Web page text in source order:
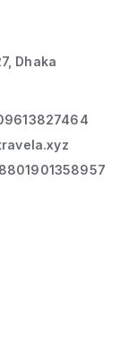
Dhaka